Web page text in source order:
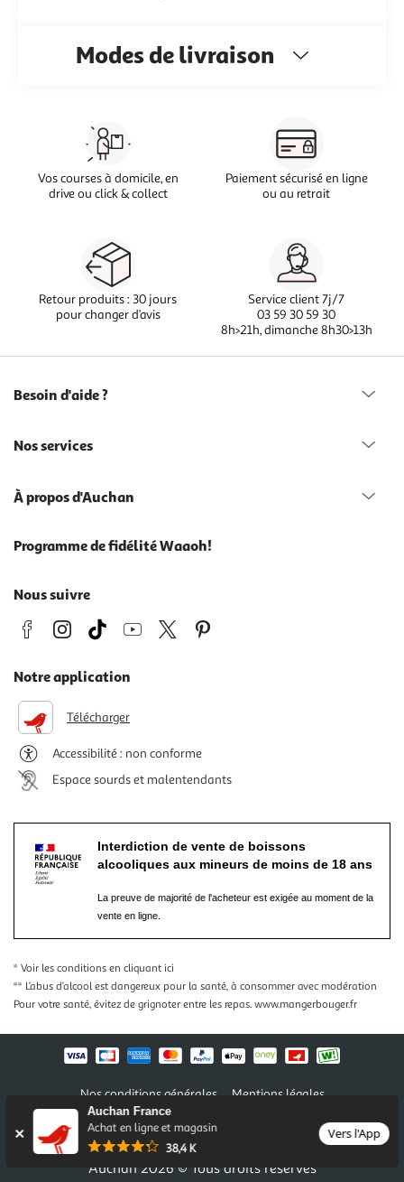
Auchan France
Achat en ligne et magasin
38,4 K
Vers l'App
Modes de livraison
Vos courses à domicile, en
drive ou click & collect
Paiement sécurisé en ligne
ou au retrait
Retour produits : 30 jours
pour changer d’avis
Service client 7j/7
03 59 30 59 30
8h>21h, dimanche 8h30>13h
Besoin d'aide ?
Nos services
À propos d'Auchan
Programme de fidélité Waaoh!
Nous suivre
Notre application
Télécharger
Accessibilité : non conforme
Espace sourds et malentendants
Interdiction de vente de boissons
alcooliques aux mineurs de moins de 18 ans
La preuve de majorité de l'acheteur est exigée au moment de la
vente en ligne.
* Voir les conditions en cliquant ici
** L’abus d’alcool est dangereux pour la santé, à consommer avec modération
Pour votre santé, évitez de grignoter entre les repas. www.mangerbouger.fr
Nos conditions générales
Mentions légales
Conditions des offres et promotions
Politique de confidentialité
Informations légales marketplace
Auchan 2026 © Tous droits réservés